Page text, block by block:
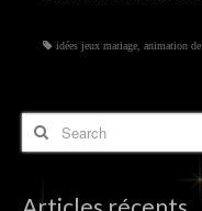
idées jeux mariage animation